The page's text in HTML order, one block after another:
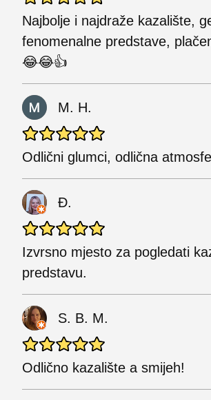
Najbolje i najdraže kazalište,
fenomenalne predstave,
😂😂👍
M. H.
Odlični glumci, odlična
Đ.
Izvrsno mjesto za pogledati
predstavu.
S. B. M.
Odlično kazalište a smijeh!